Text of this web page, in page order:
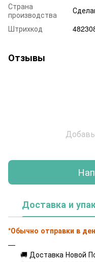
Страна
производства
Штрихкод
Отзывы
Доставка и
*Обычно отправки в
🚚 Доставка Новой